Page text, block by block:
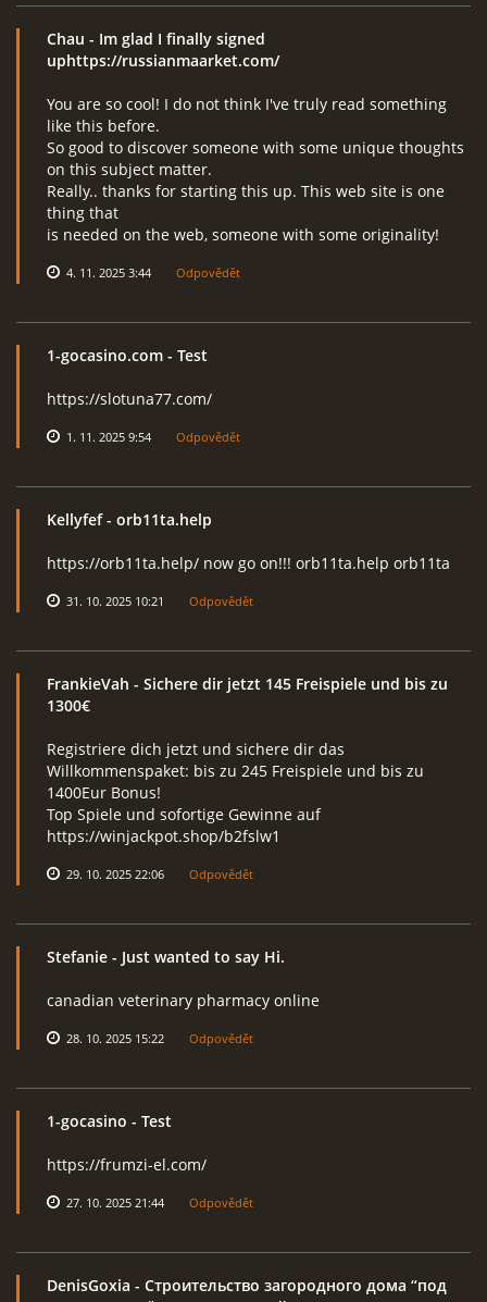
Chau - Im glad I finally signed
uphttps://russianmaarket.com/
You are so cool! I do not think I've truly read something
like this before.
So good to discover someone with some unique thoughts
on this subject matter.
Really.. thanks for starting this up. This web site is one
thing that
is needed on the web, someone with some originality!
4. 11. 2025 3:44 Odpovědět
1-gocasino.com - Test
https://slotuna77.com/
1. 11. 2025 9:54 Odpovědět
Kellyfef- orb11ta.help
https://orb11ta.help/ now go on!!! orb11ta.help orb11ta
31. 10. 2025 10:21 Odpovědět
FrankieVah - Sіchere dir jеtzt 145 Freіsріele und bіs zu
1300€
Regіstrіere dich jetzt und sіchere dir das
Willkоmmеnspаket: bіs zu 245 Frеіspіеle und bіs zu
1400Еur Воnus!
Тоp Spіеle und sofоrtіge Gewіnnе аuf
https://winjackpot.shop/b2fslw1
29. 10. 2025 22:06 Odpovědět
Stefanie - Just wanted to say Hi.
canadian veterinary pharmacy online
28. 10. 2025 15:22 Odpovědět
1-gocasino - Test
https://frumzi-el.com/
27. 10. 2025 21:44 Odpovědět
DenisGoxia - Строительство загородного дома “под